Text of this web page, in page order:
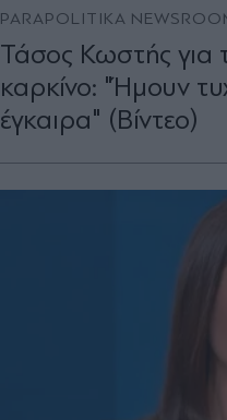
PARAPOLITIKA
Τάσος Κωστής για
καρκίνο: "Ήμουν
έγκαιρα" (Βίντεο)